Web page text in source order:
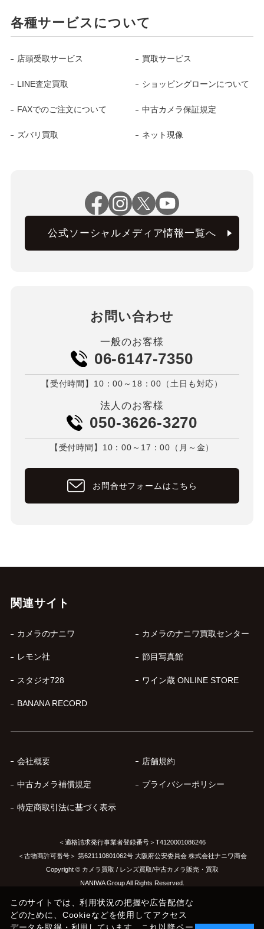
各種サービスについて
店頭受取サービス 買取サービス
LINE査定買取 ショッピングローンについて
FAXでのご注文について 中古カメラ保証規定
ズバリ買取 ネット現像
公式ソーシャルメディア情報一覧へ
お問い合わせ
一般のお客様
06-6147-7350
【受付時間】10：00～18：00（土日も対応）
法人のお客様
050-3626-3270
【受付時間】10：00～17：00（月～金）
お問合せフォームはこちら
関連サイト
カメラのナニワ カメラのナニワ買取センター
レモン社 節目写真館
スタジオ728 ワイン蔵 ONLINE STORE
BANANA RECORD
会社概要 店舗規約
中古カメラ補償規定 プライバシーポリシー
特定商取引法に基づく表示
＜適格請求発行事業者登録番号＞T4120001086246
＜古物商許可番号＞ 第621110801062号 大阪府公安委員会 株式会社ナニワ商会
Copyright © カメラ買取 / レンズ買取/中古カメラ販売・買取
NANIWA Group All Rights Reserved.
このサイトでは、利用状況の把握や広告配信な
どのために、Cookieなどを使用してアクセス